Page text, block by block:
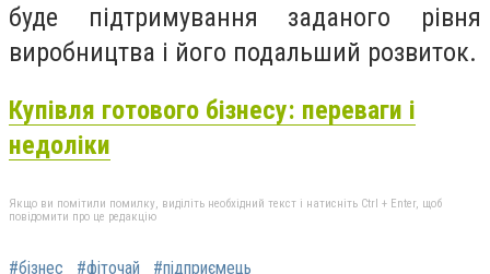
буде підтримування заданого рівня
виробництва і його подальший розвиток.
Купівля готового бізнесу: переваги і
недоліки
Якщо ви помітили помилку, виділіть необхідний текст і натисніть Ctrl + Enter, щоб
повідомити про це редакцію
#бізнес #фіточай #підприємець